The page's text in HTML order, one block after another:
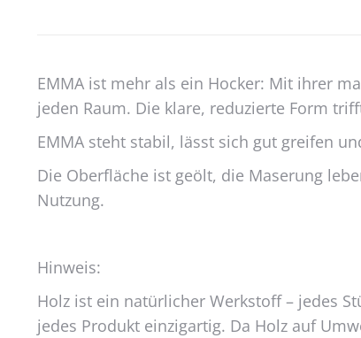
EMMA ist mehr als ein Hocker: Mit ihrer
jeden Raum. Die klare, reduzierte Form
EMMA steht stabil, lässt sich gut greifen
Die Oberfläche ist geölt, die Maserung
Nutzung.
Hinweis:
Holz ist ein natürlicher Werkstoff – jedes
jedes Produkt einzigartig. Da Holz auf